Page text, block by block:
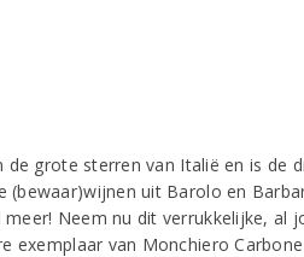
de grote sterren van Italië en is de
(bewaar)wijnen uit Barolo en
Neem nu dit verrukkelijke, al
exemplaar van Monchiero